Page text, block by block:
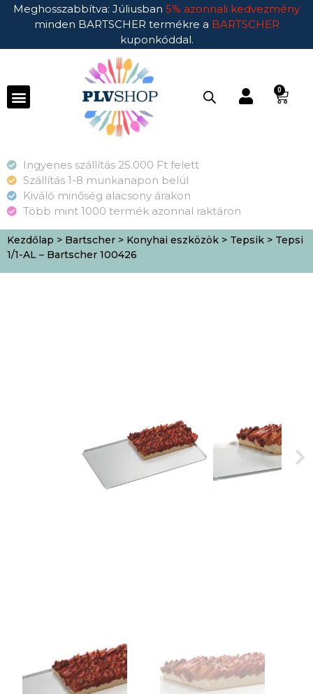
Meghosszabbítva: Júliusban 5% azonnali kedvezmény
minden BARTSCHER termékre a BARTSCHER
kuponkóddal.
0
Ingyenes szállítás 25.000 Ft felett
Szállítás 1-8 munkanapon belül
Kiváló minőség alacsony árakon
Több mint 1000 termék azonnal raktáron
Kezdőlap > Bartscher > Konyhai eszközök > Tepsik > Tepsi
1/1-AL – Bartscher 100426